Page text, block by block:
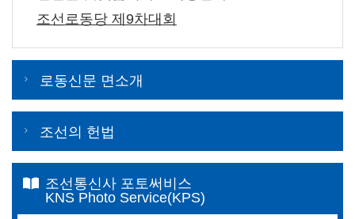
조선로동당 제9차대회
로동신문 면소개
조선의 헌법
조선통신사 포토써비스
KNS Photo Service(KPS)